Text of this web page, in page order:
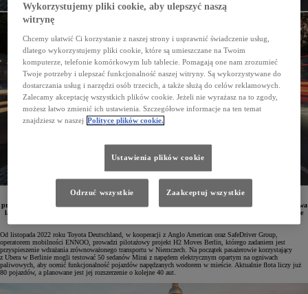
Wodorowe Toyoty Mirai odniosły ogromny sukces w pilotażowym projekcie H2 Moves Berlin
prowadzonym przez Toyota Deutschland, SafeDriver ENNOO i Anglo American. Auta w niespełna dwa
lata wykonały ponad 550 tys. kursów, pokonując ulicami Berlina prawie 7 milionów kilometrów nie
Od listopada 2022 roku Toyota Deutschland, w kooperacji z Anglo American oraz SafeDriver Group,
operatorem mobilności ENNOO, prowadzi pilotażowy projekt H2 Moves Berlin, którego zadaniem jest
przyspieszenie wdrażania zrównoważonego transportu w Niemczech. Na początek pasażerowie korzystający
z Ubera w Berlinie mogli testować 50 sedanów Mirai z napędem elektrycznym opartym na ogniwach
paliwowych, aby ocenić funkcjonalność pojazdów napędzanych wodorem w mieście. Aktualnie flota liczy już
80 pojazdów, a planowane jest jej rozszerzenie o kolejne 40 aut.
Wykorzystujemy pliki cookie, aby ulepszyć naszą
witrynę
Chcemy ułatwić Ci korzystanie z naszej strony i usprawnić świadczenie usług,
dlatego wykorzystujemy pliki cookie, które są umieszczane na Twoim
komputerze, telefonie komórkowym lub tablecie. Pomagają one nam zrozumieć
Twoje potrzeby i ulepszać funkcjonalność naszej witryny. Są wykorzystywane do
dostarczania usług i narzędzi osób trzecich, a także służą do celów reklamowych.
Zalecamy akceptację wszystkich plików cookie. Jeżeli nie wyrażasz na to zgody,
możesz łatwo zmienić ich ustawienia. Szczegółowe informacje na ten temat
znajdziesz w naszej Polityce plików cookie.
Ustawienia plików cookie
Odrzuć wszystkie Zaakceptuj wszystkie